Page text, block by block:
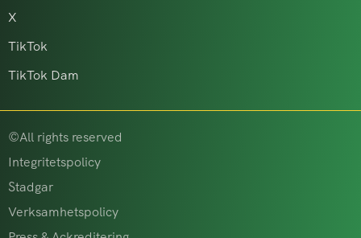
X
TikTok
TikTok Dam
©All rights reserved
Integritetspolicy
Stadgar
Verksamhetspolicy